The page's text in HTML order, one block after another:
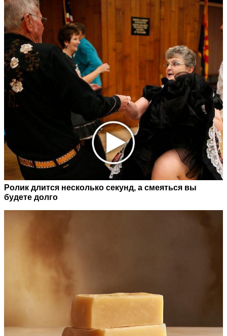
Ролик длится несколько секунд, а смеяться вы
будете долго